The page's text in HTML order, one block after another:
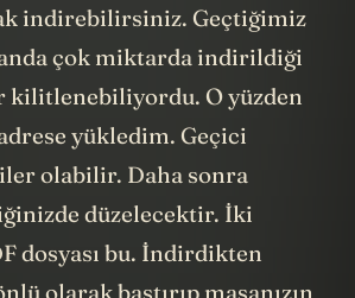
indirebilirsiniz. Geçtiğimiz
anda çok miktarda indirildiği
kilitlenebiliyordu. O yüzden
yükledim. Geçici
olabilir. Daha sonra
düzelecektir. İki
dosyası bu. İndirdikten
olarak bastırıp masanızın